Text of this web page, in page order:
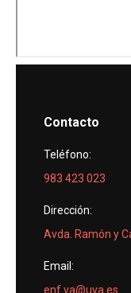
Contacto
Teléfono:
983 423 023
Dirección:
Avda. Ramón y
Email:
enf.va@uva.es